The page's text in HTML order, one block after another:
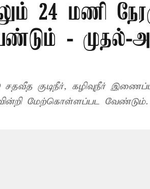
24 மணி
- முதல்-
சதவீத குடிநீர், கழிவுநீர்
மேற்கொள்ளப்பட வேண்டும்.